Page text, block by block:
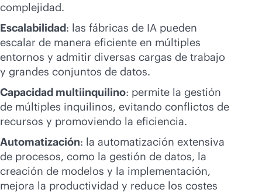
complejidad.
Escalabilidad: las fábricas de IA pueden
escalar de manera eficiente en múltiples
entornos y admitir diversas cargas de trabajo
y grandes conjuntos de datos.
Capacidad multiinquilino: permite la gestión
de múltiples inquilinos, evitando conflictos de
recursos y promoviendo la eficiencia.
Automatización: la automatización extensiva
de procesos, como la gestión de datos, la
creación de modelos y la implementación,
mejora la productividad y reduce los costes